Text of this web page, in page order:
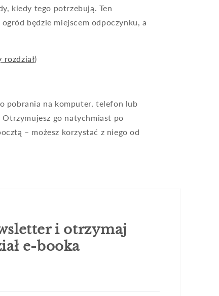
kiedy tego potrzebują. Ten
będzie miejscem odpoczynku, a
rozdział)
pobrania na komputer, telefon lub
go natychmiast po
– możesz korzystać z niego od
i otrzymaj
e-booka